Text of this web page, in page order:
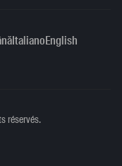
ItalianoEnglish
réservés.